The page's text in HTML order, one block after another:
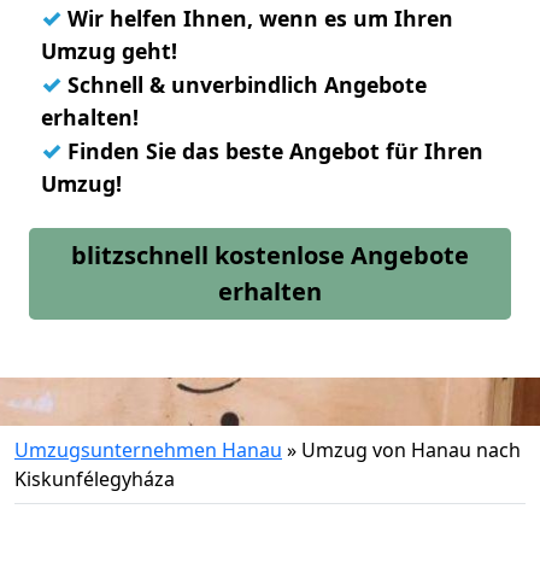
✓ Wir helfen Ihnen, wenn es um Ihren
Umzug geht!
✓ Schnell & unverbindlich Angebote
erhalten!
✓ Finden Sie das beste Angebot für Ihren
Umzug!
blitzschnell kostenlose Angebote
erhalten
Umzugsunternehmen Hanau » Umzug von Hanau nach
Kiskunfélegyháza